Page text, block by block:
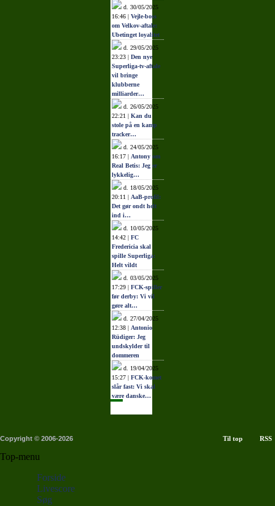
d. 30/05/2025
16:46 | Vejle-boss
om Velkov-aftale:
Ubetinget loyalitet
d. 29/05/2025
23:23 | Den nye
Superliga-tv-aftale
vil bringe
klubberne
milliarder…
d. 26/05/2025
22:21 | Kan du
stole på en kamp
tracker…
d. 24/05/2025
16:17 | Antony om
Real Betis: Jeg er
lykkelig…
d. 18/05/2025
20:11 | AaB-profil:
Det gør ondt helt
ind i…
d. 10/05/2025
14:42 | FC
Fredericia skal
spille Superliga:
Helt vildt
d. 03/05/2025
17:29 | FCK-spiller
før derby: Vi vil
gøre alt…
d. 27/04/2025
12:38 | Antonio
Rüdiger: Jeg
undskylder til
dommeren
d. 19/04/2025
15:27 | FCK-komet
slår fast: Vi skal
være danske…
Copyright © 2006-2026 Til top RSS
Top-menu
Forside
Livescore
Søg